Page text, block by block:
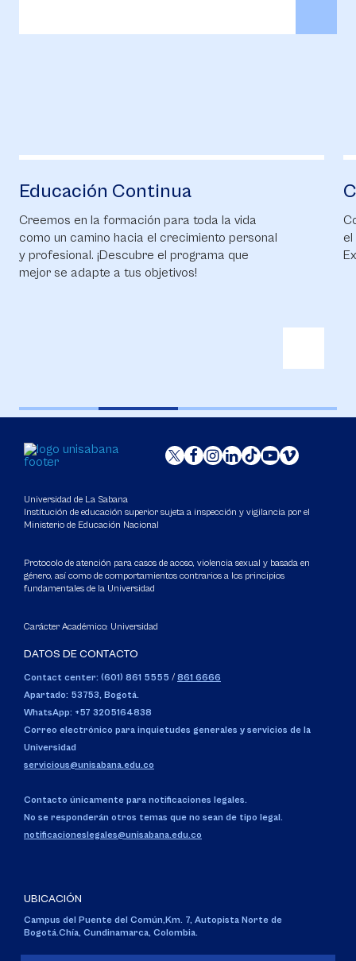
Educación Continua
Creemos en la formación para toda la vida
como un camino hacia el crecimiento personal
y profesional. ¡Descubre el programa que
mejor se adapte a tus objetivos!
el
Universidad de La Sabana
Institución de educación superior sujeta a inspección y vigilancia por el
Ministerio de Educación Nacional
Protocolo de atención para casos de acoso, violencia sexual y basada en
género, así como de comportamientos contrarios a los principios
fundamentales de la Universidad
Carácter Académico: Universidad
DATOS DE CONTACTO
Contact center: (601) 861 5555 / 861 6666
Apartado: 53753, Bogotá.
WhatsApp: +57 3205164838
Correo electrónico para inquietudes generales y servicios de la
Universidad
servicious@unisabana.edu.co
Contacto únicamente para notificaciones legales.
No se responderán otros temas que no sean de tipo legal.
notificacioneslegales@unisabana.edu.co
UBICACIÓN
Campus del Puente del Común,Km. 7, Autopista Norte de
Bogotá.Chía, Cundinamarca, Colombia.